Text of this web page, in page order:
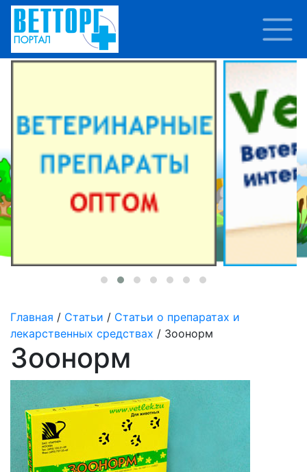
Главная / Статьи / Статьи о препаратах и
лекарственных средствах / Зоонорм
Зоонорм